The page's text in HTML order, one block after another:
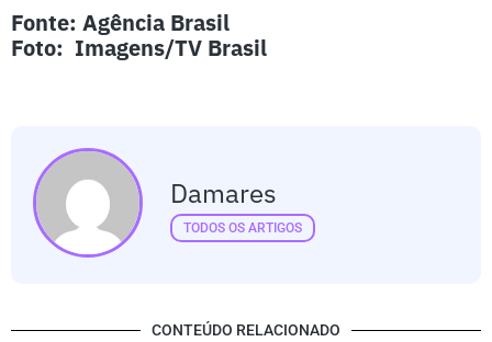
Fonte: Agência Brasil
Foto: Imagens/TV Brasil
Damares
TODOS OS ARTIGOS
CONTEÚDO RELACIONADO